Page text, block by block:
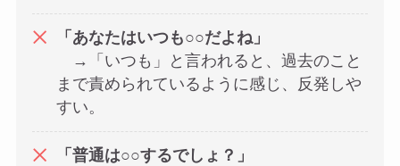
「あなたはいつも○○だよね」
→「いつも」と言われると、過去のこと
まで責められているように感じ、反発しや
すい。
「普通は○○するでしょ？」